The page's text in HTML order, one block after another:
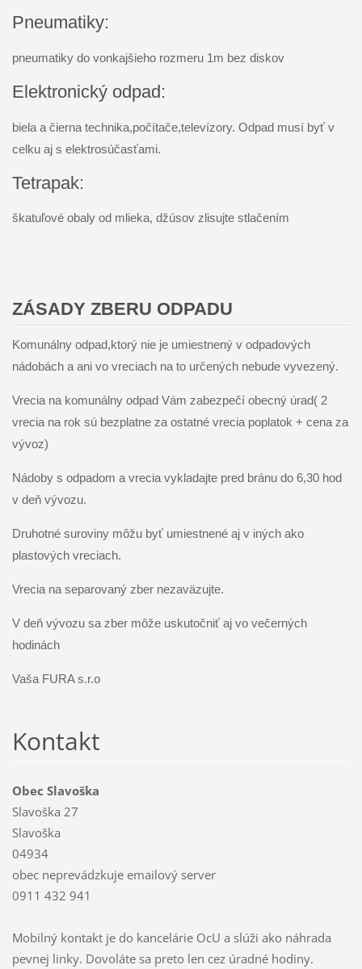
Pneumatiky:
pneumatiky do vonkajšieho rozmeru 1m bez diskov
Elektronický odpad:
biela a čierna technika,počítače,televízory. Odpad musí byť v
celku aj s elektrosúčasťami.
Tetrapak:
škatuľové obaly od mlieka, džúsov zlisujte stlačením
ZÁSADY ZBERU ODPADU
Komunálny odpad,ktorý nie je umiestnený v odpadových
nádobách a ani vo vreciach na to určených nebude vyvezený.
Vrecia na komunálny odpad Vám zabezpečí obecný úrad( 2
vrecia na rok sú bezplatne za ostatné vrecia poplatok + cena za
vývoz)
Nádoby s odpadom a vrecia vykladajte pred bránu do 6,30 hod
v deň vývozu.
Druhotné suroviny môžu byť umiestnené aj v iných ako
plastových vreciach.
Vrecia na separovaný zber nezaväzujte.
V deň vývozu sa zber môže uskutočniť aj vo večerných
hodinách
Vaša FURA s.r.o
Kontakt
Obec Slavoška
Slavoška 27
Slavoška
04934
obec neprevádzkuje emailový server
0911 432 941
Mobilný kontakt je do kancelárie OcU a slúži ako náhrada
pevnej linky. Dovoláte sa preto len cez úradné hodiny.